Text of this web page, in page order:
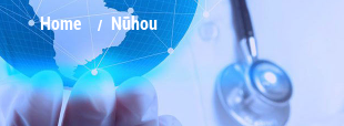
Home Nūhou